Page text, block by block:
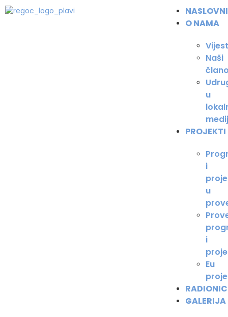
O NAMA
Naši
u
PROJEKTI
i
u
i
Eu
GALERIJA